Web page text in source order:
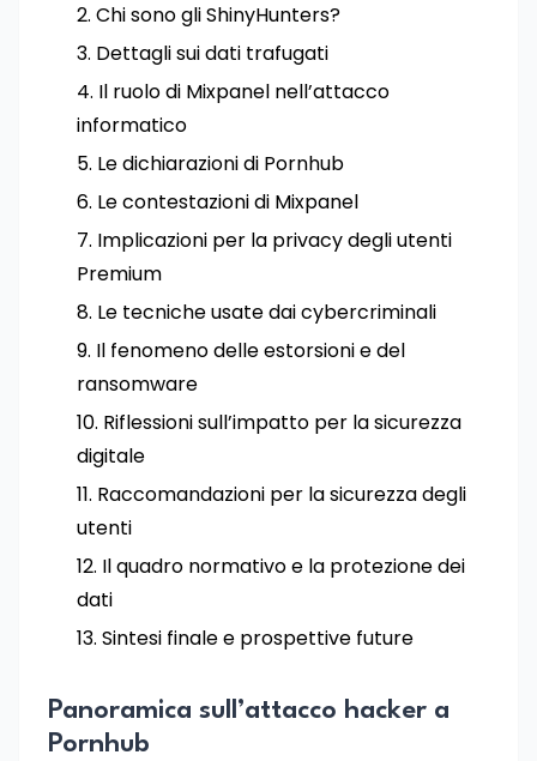
Chi sono gli ShinyHunters?
Dettagli sui dati trafugati
Il ruolo di Mixpanel nell’attacco
informatico
Le dichiarazioni di Pornhub
Le contestazioni di Mixpanel
Implicazioni per la privacy degli utenti
Premium
Le tecniche usate dai cybercriminali
Il fenomeno delle estorsioni e del
ransomware
Riflessioni sull’impatto per la sicurezza
digitale
Raccomandazioni per la sicurezza degli
utenti
Il quadro normativo e la protezione dei
dati
Sintesi finale e prospettive future
Panoramica sull’attacco hacker a
Pornhub